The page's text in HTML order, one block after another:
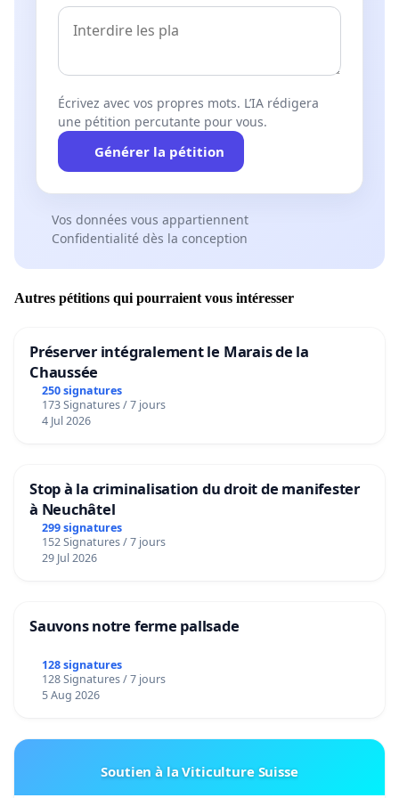
Écrivez avec vos propres mots. L’IA rédigera
une pétition percutante pour vous.
Générer la pétition
Vos données vous appartiennent
Confidentialité dès la conception
Autres pétitions qui pourraient vous intéresser
Préserver intégralement le Marais de la
Chaussée
250 signatures
173 Signatures / 7 jours
4 Jul 2026
Stop à la criminalisation du droit de manifester
à Neuchâtel
299 signatures
152 Signatures / 7 jours
29 Jul 2026
Sauvons notre ferme pallsade
128 signatures
128 Signatures / 7 jours
5 Aug 2026
Soutien à la Viticulture Suisse